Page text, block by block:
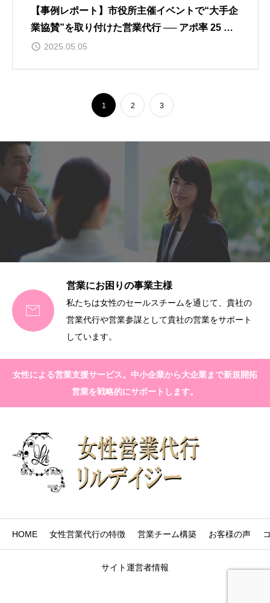
【事例レポート】市役所主催イベントで“大手企
業協賛”を取り付けた営業代行 ── アポ率 25 %
を実現するまでの道のり
2025.05.05
1 2 3

営業にお困りの事業主様
私たちは女性のセールスチームを通じて、貴社の
営業代行や営業参謀として貴社の営業をサポート
しています。
女性による営業支援サービス。中小企業から大企業まで新規開拓
営業を戦略的にサポートします。
HOME 女性営業代行の特徴 営業チーム構築 お客様の声
サイト運営者情報